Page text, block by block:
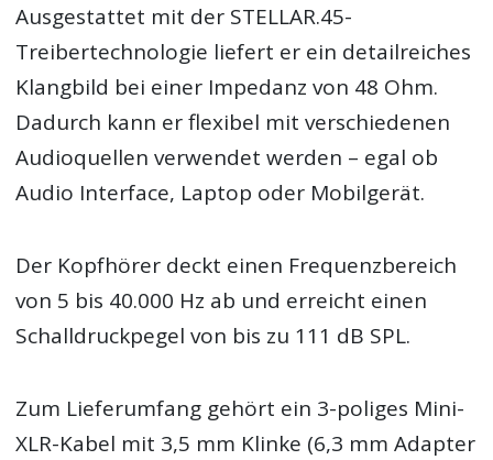
Ausgestattet mit der STELLAR.45-
Treibertechnologie liefert er ein detailreiches
Klangbild bei einer Impedanz von 48 Ohm.
Dadurch kann er flexibel mit verschiedenen
Audioquellen verwendet werden – egal ob
Audio Interface, Laptop oder Mobilgerät.
Der Kopfhörer deckt einen Frequenzbereich
von 5 bis 40.000 Hz ab und erreicht einen
Schalldruckpegel von bis zu 111 dB SPL.
Zum Lieferumfang gehört ein 3-poliges Mini-
XLR-Kabel mit 3,5 mm Klinke (6,3 mm Adapter